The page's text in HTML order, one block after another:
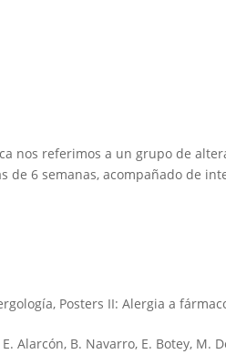
nos referimos a un grupo de
6 semanas, acompañado de
, Posters II: Alergia a
E. Alarcón, B. Navarro, E. Botey, M.